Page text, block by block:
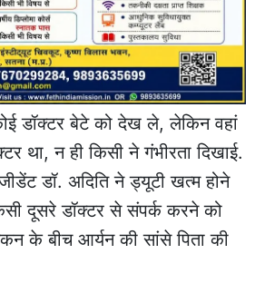
डॉक्टर बेटे को देख ले, लेकिन वहां
था, न ही किसी ने गंभीरता दिखाई.
डॉ. अदिति ने ड्यूटी खत्म होने
दूसरे डॉक्टर से संपर्क करने को
के बीच आर्यन की सांसे पिता की